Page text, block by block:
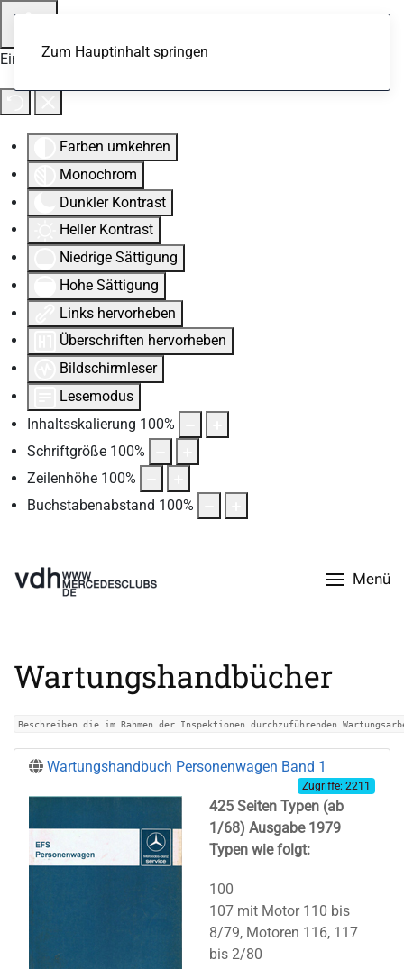
Eingabehilfen öffnen
Farben umkehren
Monochrom
Dunkler Kontrast
Heller Kontrast
Niedrige Sättigung
Hohe Sättigung
Links hervorheben
Überschriften hervorheben
Bildschirmleser
Lesemodus
Inhaltsskalierung 100%
Schriftgröße 100%
Zeilenhöhe 100%
Buchstabenabstand 100%
Zum Hauptinhalt springen
Menü
Wartungshandbücher
Beschreiben die im Rahmen der Inspektionen durchzuführenden
Wartungshandbuch Personenwagen Band 1
Zugriffe: 2211
425 Seiten Typen (ab
1/68) Ausgabe 1979
Typen wie folgt:
100
107 mit Motor 110 bis
8/79, Motoren 116, 117
bis 2/80